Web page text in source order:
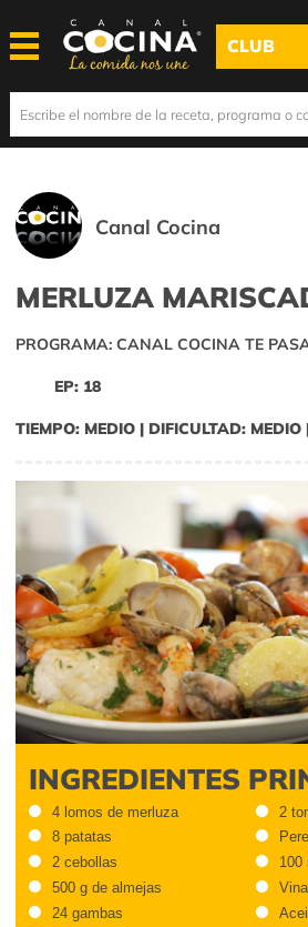
CLUB
Canal Cocina
MERLUZA
PROGRAMA: CANAL COCINA TE
EP: 18
TIEMPO: MEDIO | DIFICULTAD: MEDIO
INGREDIENTES
4 lomos de merluza
8 patatas
2 cebollas
500 g de almejas
24 gambas
2
100